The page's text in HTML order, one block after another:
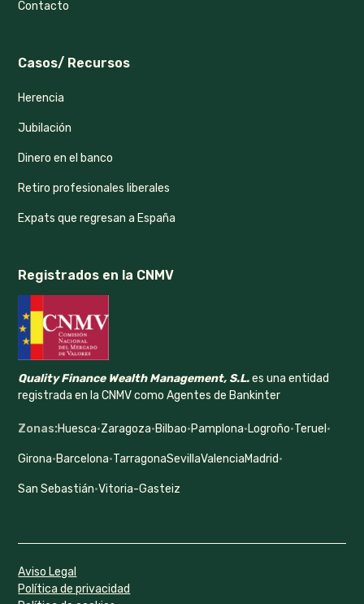
Contacto
Casos/ Recursos
Herencia
Jubilación
Dinero en el banco
Retiro profesionales liberales
Expats que regresan a España
Registrados en la CNMV
Quality Finance Wealth Management, S.L.es una entidad
registrada en la CNMV como Agentes de Bankinter
Zonas:Huesca·Zaragoza·Bilbao·Pamplona·Logroño·Teruel ·
Girona·Barcelona·TarragonaSevillaValenciaMadrid·
San Sebastián·Vitoria-Gasteiz
Aviso Legal
Política de privacidad